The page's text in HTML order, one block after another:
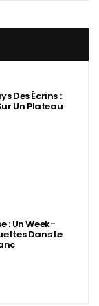
Des Écrins :
Un Plateau
: Un Week-
Dans Le